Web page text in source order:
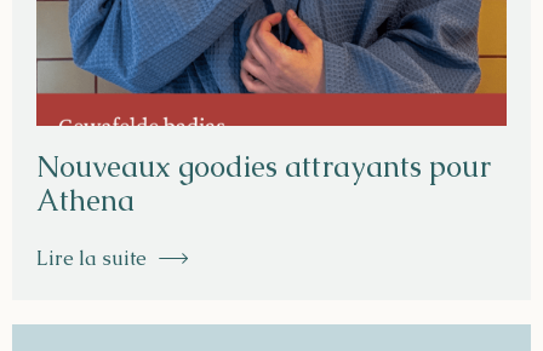
Nouveaux goodies attrayants pour
Athena
Lire la suite